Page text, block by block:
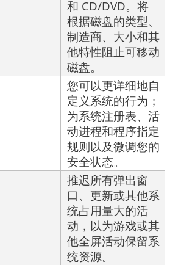
和 CD/DVD。将
根据磁盘的类型、
制造商、大小和其
他特性阻止可移动
磁盘。
您可以更详细地自
定义系统的行为；
为系统注册表、活
动进程和程序指定
规则以及微调您的
安全状态。
推迟所有弹出窗
口、更新或其他系
统占用量大的活
动，以为游戏或其
他全屏活动保留系
统资源。